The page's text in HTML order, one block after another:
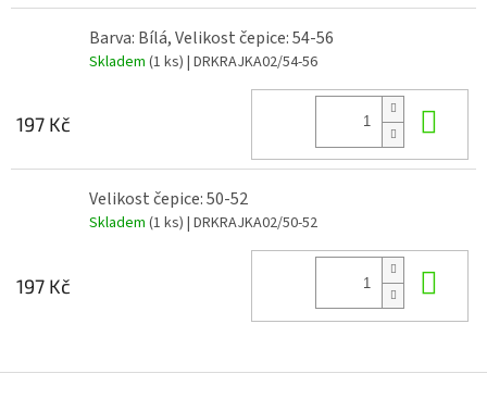
Barva: Bílá, Velikost čepice: 54-56
Skladem (1 ks) | DRKRAJKA02/54-56
197 Kč
Velikost čepice: 50-52
Skladem (1 ks) | DRKRAJKA02/50-52
197 Kč